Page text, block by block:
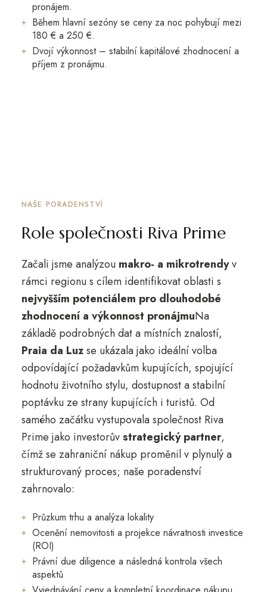
pronájem.
Během hlavní sezóny se ceny za noc pohybují mezi
180 € a 250 €.
Dvojí výkonnost – stabilní kapitálové zhodnocení a
příjem z pronájmu.
NAŠE PORADENSTVÍ
Role společnosti Riva Prime
Začali jsme analýzou makro- a mikrotrendyv
rámci regionu s cílem identifikovat oblasti s
nejvyšším potenciálem pro dlouhodobé
zhodnocení a výkonnost pronájmuNa
základě podrobných dat a místních znalostí,
Praia da Luzse ukázala jako ideální volba
odpovídající požadavkům kupujících, spojující
hodnotu životního stylu, dostupnost a stabilní
poptávku ze strany kupujících i turistů. Od
samého začátku vystupovala společnost Riva
Prime jako investorůvstrategický partner,
čímž se zahraniční nákup proměnil v plynulý a
strukturovaný proces; naše poradenství
zahrnovalo:
Průzkum trhu a analýza lokality
Ocenění nemovitosti a projekce návratnosti investice
(ROI)
Právní due diligence a následná kontrola všech
aspektů